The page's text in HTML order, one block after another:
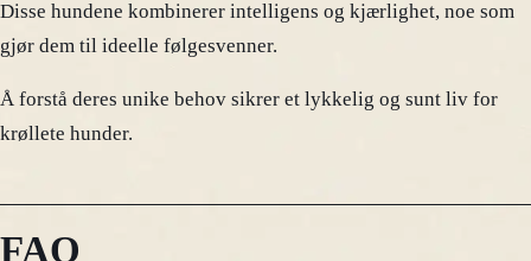
Disse hundene kombinerer intelligens og kjærlighet, noe som
gjør dem til ideelle følgesvenner.
Å forstå deres unike behov sikrer et lykkelig og sunt liv for
krøllete hunder.
FAQ